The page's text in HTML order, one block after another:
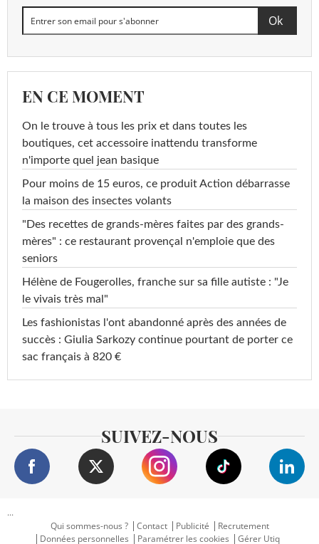
EN CE MOMENT
On le trouve à tous les prix et dans toutes les
boutiques, cet accessoire inattendu transforme
n'importe quel jean basique
Pour moins de 15 euros, ce produit Action débarrasse
la maison des insectes volants
"Des recettes de grands-mères faites par des grands-
mères" : ce restaurant provençal n'emploie que des
seniors
Hélène de Fougerolles, franche sur sa fille autiste : "Je
le vivais très mal"
Les fashionistas l'ont abandonné après des années de
succès : Giulia Sarkozy continue pourtant de porter ce
sac français à 820 €
SUIVEZ-NOUS
...
Qui sommes-nous ?
Contact Publicité
Recrutement
Données personnelles
Paramétrer les cookies Gérer Utiq